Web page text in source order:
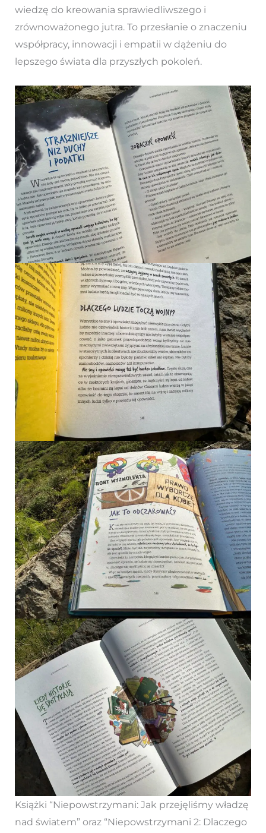
wiedzę do kreowania sprawiedliwszego i
zrównoważonego jutra. To przesłanie o znaczeniu
współpracy, innowacji i empatii w dążeniu do
lepszego świata dla przyszłych pokoleń.
Książki “Niepowstrzymani: Jak przejęliśmy władzę
nad światem” oraz “Niepowstrzymani 2: Dlaczego